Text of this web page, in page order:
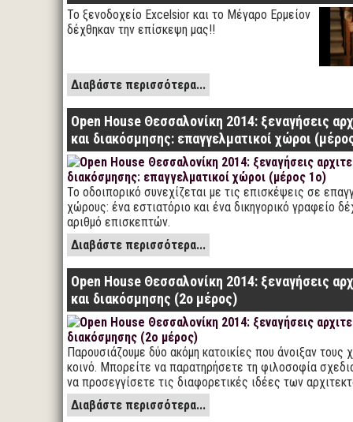
Το ξενοδοχείο Excelsior και το Μέγαρο Ερμείον
δέχθηκαν την επίσκεψη μας!!
Διαβάστε περισσότερα...
Open House Θεσσαλονίκη 2014: ξεναγήσεις
και διακόσμησης: επαγγελματικοί χώροι
Το οδοιπορικό συνεχίζεται με τις επισκέψεις σε
χώρους: ένα εστιατόριο και ένα δικηγορικό γραφείο
αριθμό επισκεπτών.
Διαβάστε περισσότερα...
Open House Θεσσαλονίκη 2014: ξεναγήσεις
και διακόσμησης (2ο μέρος)
Παρουσιάζουμε δύο ακόμη κατοικίες που άνοιξαν τους
κοινό. Μπορείτε να παρατηρήσετε τη φιλοσοφία
να προσεγγίσετε τις διαφορετικές ιδέες των
Διαβάστε περισσότερα...